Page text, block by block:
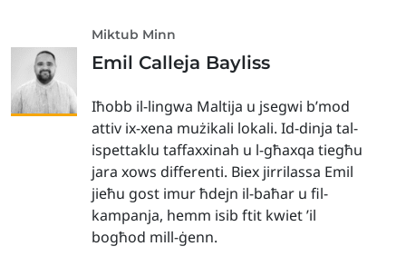
Miktub Minn
Emil Calleja Bayliss
Iħobb il-lingwa Maltija u jsegwi b’mod
attiv ix-xena mużikali lokali. Id-dinja tal-
ispettaklu taffaxxinah u l-għaxqa tiegħu
jara xows differenti. Biex jirrilassa Emil
jieħu gost imur ħdejn il-baħar u fil-
kampanja, hemm isib ftit kwiet ’il
bogħod mill-ġenn.